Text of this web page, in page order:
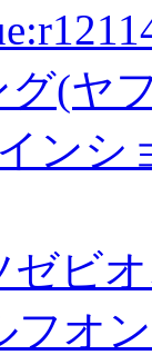
グ(ヤ
ンシ
ゼビ
フオ